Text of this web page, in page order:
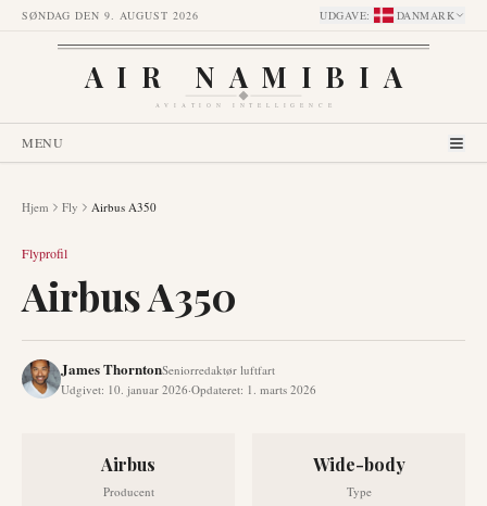
SØNDAG DEN 9. AUGUST 2026 UDGAVE: DANMARK
AIR NAMIBIA
AVIATION INTELLIGENCE
MENU
Hjem Fly Airbus A350
Flyprofil
Airbus A350
James ThorntonSeniorredaktør luftfart
Udgivet: 10. januar 2026·Opdateret: 1. marts 2026
Airbus
Producent
Wide-body
Type